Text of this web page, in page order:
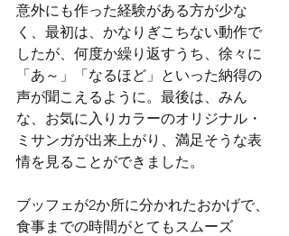
意外にも作った経験がある方が少な
く、最初は、かなりぎこちない動作で
したが、何度か繰り返すうち、徐々に
「あ～」「なるほど」といった納得の
声が聞こえるように。最後は、みん
な、お気に入りカラーのオリジナル・
ミサンガが出来上がり、満足そうな表
情を見ることができました。
ブッフェが2か所に分かれたおかげで、
食事までの時間がとてもスムーズ